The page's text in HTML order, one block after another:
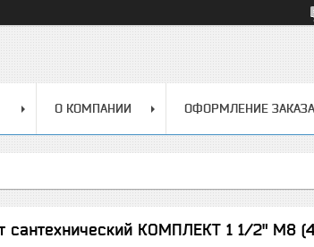
О КОМПАНИИ ОФОРМЛЕНИЕ ЗАКАЗА
сантехнический КОМПЛЕКТ 1 1/2" М8